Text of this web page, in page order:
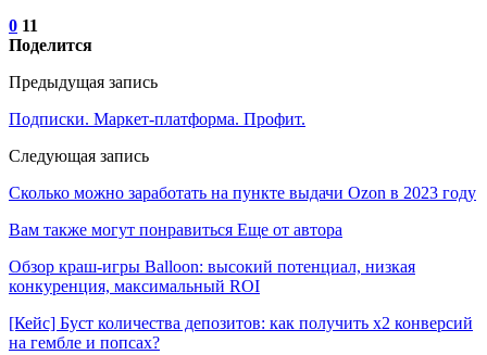
0 11
Поделится
Предыдущая запись
Подписки. Маркет-платформа. Профит.
Следующая запись
Сколько можно заработать на пункте выдачи Ozon в 2023 году
Вам также могут понравиться Еще от автора
Обзор краш-игры Balloon: высокий потенциал, низкая
конкуренция, максимальный ROI
[Кейс] Буст количества депозитов: как получить х2 конверсий
на гембле и попсах?